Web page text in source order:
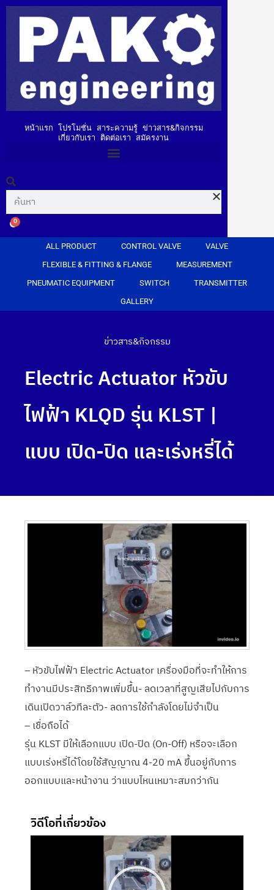
หน้าแรก โปรโมชั่น สาระความรู้ ข่าวสาร&กิจกรรม
เกี่ยวกับเรา
ติดต่อเรา สมัครงาน
0
ALL PRODUCT CONTROL VALVE
VALVE
FLEXIBLE & FITTING & FLANGE
MEASUREMENT
PNEUMATIC EQUIPMENT
SWITCH
TRANSMITTER
GALLERY
ข่าวสาร&กิจกรรม
Electric Actuator หัวขับ
ไฟฟ้า KLQD รุ่น KLST |
แบบ เปิด-ปิด และเร่งหรี่ได้
– หัวขับไฟฟ้า Electric Actuator เครื่องมือที่จะทำให้การ
ทำงานมีประสิทธิภาพเพิ่มขึ้น- ลดเวลาที่สูญเสียไปกับการ
เดินเปิดวาล์วทีละตัว- ลดการใช้กำลังโดยไม่จำเป็น
– เชื่อถือได้
รุ่น KLST มีให้เลือกแบบ เปิด-ปิด (On-Off) หรือจะเลือก
แบบเร่งหรี่ได้โดยใช้สัญญาณ 4-20 mA ขึ้นอยู่กับการ
ออกแบบและหน้างาน ว่าแบบไหนเหมาะสมกว่ากัน
วิดีโอที่เกี่ยวข้อง